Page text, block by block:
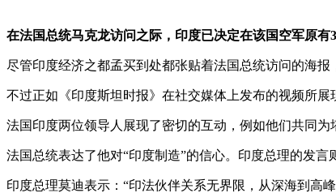
在法国总统马克龙访问之际，印度已决定在该国空军原
尽管印度经济之都孟买到处都张贴着法国总统访问的海报
不过正如《印度斯坦时报》在社交媒体上发布的视频所
法国印度两位领导人展现了密切的互动，例如他们共同为
法国总统表达了他对“印度制造”的信心。印度总理的发言
印度总理莫迪表示：“印法伙伴关系无界限，从深海到高